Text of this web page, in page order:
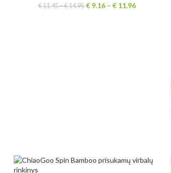
€11.45–€14.95 € 9.16 –€ 11.96